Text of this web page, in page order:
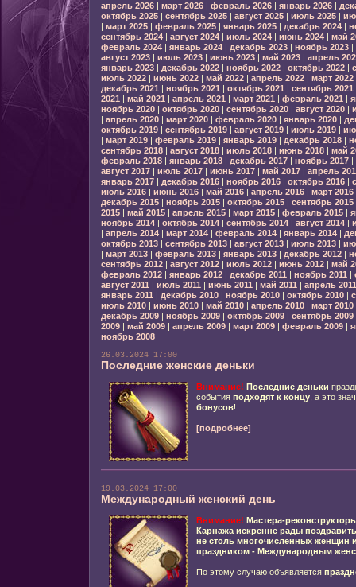
апрель 2026| март 2026| февраль 2026| январь 2026|
октябрь 2025| сентябрь 2025| август 2025| июль 2025|
| март 2025| февраль 2025| январь 2025| декабрь 2024|
сентябрь 2024| август 2024| июль 2024| июнь 2024| май
февраль 2024| январь 2024| декабрь 2023| ноябрь 2023|
август 2023| июль 2023| июнь 2023| май 2023| апрель
январь 2023| декабрь 2022| ноябрь 2022| октябрь 2022|
июль 2022| июнь 2022| май 2022| апрель 2022| март 2022
декабрь 2021 | ноябрь 2021 | октябрь 2021 | сентябрь 2021
2021 | май 2021 | апрель 2021 | март 2021 | февраль 2021 |
ноябрь 2020| октябрь 2020| сентябрь 2020| август 2020|
| апрель 2020| март 2020| февраль 2020| январь 2020|
октябрь 2019| сентябрь 2019| август 2019| июль 2019|
| март 2019| февраль 2019| январь 2019| декабрь 2018|
сентябрь 2018| август 2018| июль 2018| июнь 2018| май
февраль 2018| январь 2018| декабрь 2017| ноябрь 2017|
август 2017| июль 2017| июнь 2017| май 2017| апрель
январь 2017| декабрь 2016| ноябрь 2016| октябрь 2016|
июль 2016| июнь 2016| май 2016| апрель 2016| март 2016
декабрь 2015| ноябрь 2015| октябрь 2015| сентябрь 2015
2015| май 2015| апрель 2015| март 2015| февраль 2015|
ноябрь 2014| октябрь 2014| сентябрь 2014| август 2014|
| апрель 2014| март 2014| февраль 2014| январь 2014|
октябрь 2013| сентябрь 2013| август 2013| июль 2013|
| март 2013| февраль 2013| январь 2013| декабрь 2012|
сентябрь 2012| август 2012| июль 2012| июнь 2012| май
февраль 2012| январь 2012| декабрь 2011 | ноябрь 2011 |
август 2011 | июль 2011 | июнь 2011 | май 2011 | апрель 2011
январь 2011 | декабрь 2010| ноябрь 2010| октябрь 2010|
июль 2010| июнь 2010| май 2010| апрель 2010| март 2010
декабрь 2009| ноябрь 2009| октябрь 2009| сентябрь 2009
2009| май 2009| апрель 2009| март 2009| февраль 2009|
ноябрь 2008
26.03.2024 17:00
Последние женские деньки
Внимание! Последние деньки
события подходят к концу, а это
бонусов!
[подробнее]
19.03.2024 17:00
Международный женский день
Внимание! Мастера-
Карнажаискренне рады поздравить
не столь многочисленных женщин
праздником - Международным
По этому случаю объявляется